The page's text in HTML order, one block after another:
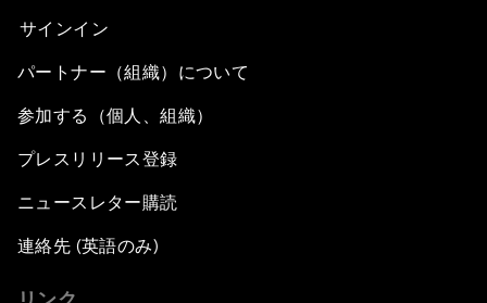
サインイン
パートナー（組織）について
参加する（個人、組織）
プレスリリース登録
ニュースレター購読
連絡先 (英語のみ)